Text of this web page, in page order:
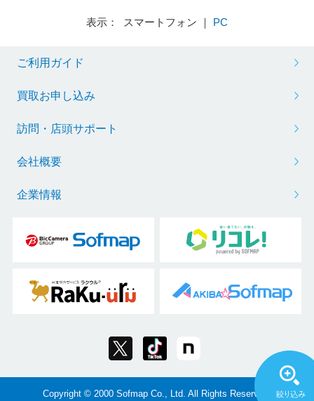
表示： スマートフォン ｜ PC
ご利用ガイド
買取お申し込み
訪問・店頭サポート
会社概要
企業情報
Copyright © 2000 Sofmap Co., Ltd. All Rights Reserved.